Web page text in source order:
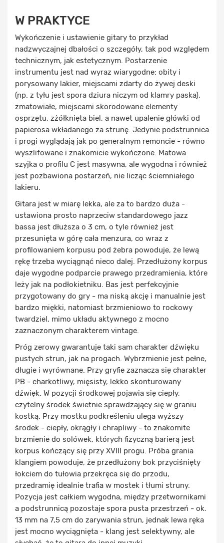
W PRAKTYCE
Wykończenie i ustawienie gitary to przykład
nadzwyczajnej dbałości o szczegóły, tak pod względem
technicznym, jak estetycznym. Postarzenie
instrumentu jest nad wyraz wiarygodne: obity i
porysowany lakier, miejscami zdarty do żywej deski
(np. z tyłu jest spora dziura niczym od klamry paska),
zmatowiałe, miejscami skorodowane elementy
osprzętu, zżółknięta biel, a nawet upalenie główki od
papierosa wkładanego za strunę. Jedynie podstrunnica
i progi wyglądają jak po generalnym remoncie - równo
wyszlifowane i znakomicie wykończone. Matowa
szyjka o profilu C jest masywna, ale wygodna i również
jest pozbawiona postarzeń, nie licząc ściemniałego
lakieru.
Gitara jest w miarę lekka, ale za to bardzo duża -
ustawiona prosto naprzeciw standardowego jazz
bassa jest dłuższa o 3 cm, o tyle również jest
przesunięta w górę cała menzura, co wraz z
profilowaniem korpusu pod żebra powoduje, że lewą
rękę trzeba wyciągnąć nieco dalej. Przedłużony korpus
daje wygodne podparcie prawego przedramienia, które
leży jak na podłokietniku. Bas jest perfekcyjnie
przygotowany do gry - ma niską akcję i manualnie jest
bardzo miękki, natomiast brzmieniowo to rockowy
twardziel, mimo układu aktywnego z mocno
zaznaczonym charakterem vintage.
Próg zerowy gwarantuje taki sam charakter dźwięku
pustych strun, jak na progach. Wybrzmienie jest pełne,
długie i wyrównane. Przy gryfie zaznacza się charakter
PB - charkotliwy, mięsisty, lekko skonturowany
dźwięk. W pozycji środkowej pojawia się ciepły,
czytelny środek świetnie sprawdzający się w graniu
kostką. Przy mostku podkreśleniu ulega wyższy
środek - ciepły, okrągły i chrapliwy - to znakomite
brzmienie do solówek, których fizyczną barierą jest
korpus kończący się przy XVIII progu. Próba grania
klangiem powoduje, że przedłużony bok przyciśnięty
łokciem do tułowia przekręca się do przodu,
przedramię idealnie trafia w mostek i tłumi struny.
Pozycja jest całkiem wygodna, między przetwornikami
a podstrunnicą pozostaje spora pusta przestrzeń - ok.
13 mm na 7,5 cm do zarywania strun, jednak lewa ręka
jest mocno wyciągnięta - klang jest selektywny, ale